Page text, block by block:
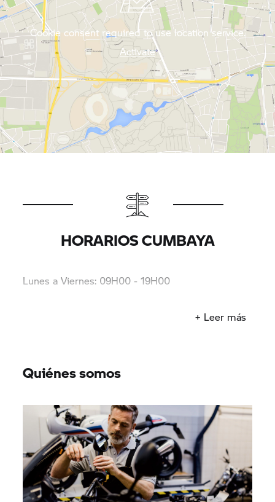
Cookie consent required to use location service.
Activate
HORARIOS CUMBAYA
Lunes a Viernes: 09H00 - 19H00
+ Leer más
Quiénes somos